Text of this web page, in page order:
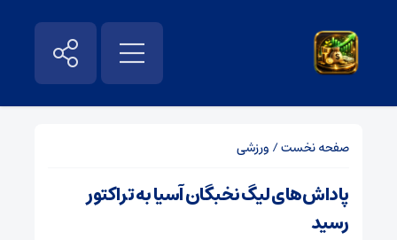
صفحه نخست/ ورزشی
پاداش‌های لیگ نخبگان آسیا به تراکتور
رسید